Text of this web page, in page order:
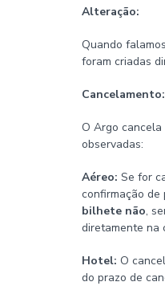
Alteração:
Quando
foram criadas
Cancelamento:
O Argo cancela
observadas:
Aéreo: Se for
confirmação de
bilhete não,
diretamente na
Hotel: O
do prazo de